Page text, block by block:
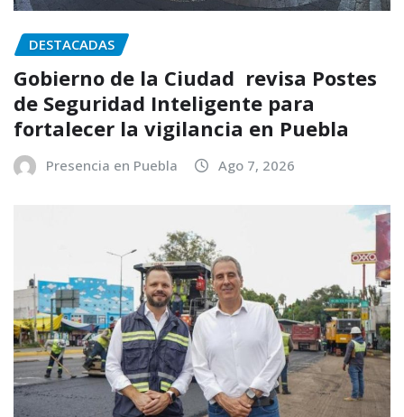
DESTACADAS
Gobierno de la Ciudad revisa Postes
de Seguridad Inteligente para
fortalecer la vigilancia en Puebla
Presencia en Puebla Ago 7, 2026